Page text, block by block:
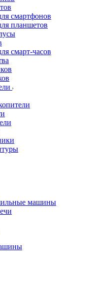
смартфонов
планшетов
смарт-часов
машины